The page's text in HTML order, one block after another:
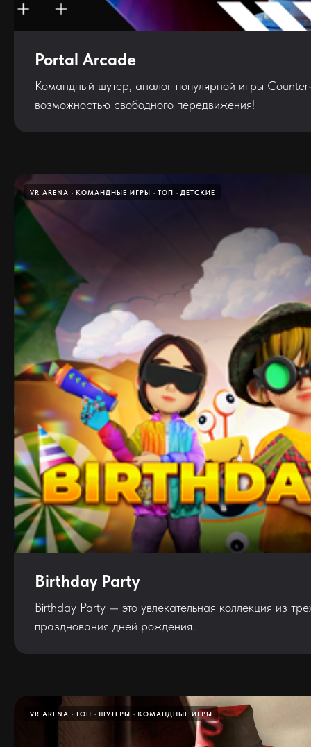
Portal Arcade
Командный шутер, аналог популярной игры
возможностью свободного передвижения!
VR ARENA КОМАНДНЫЕ ИГРЫ ТОП ДЕТСКИЕ
Birthday Party
Birthday Party — это увлекательная коллекция из
празднования дней рождения.
VR ARENA ТОП ШУТЕРЫ КОМАНДНЫЕ ИГРЫ